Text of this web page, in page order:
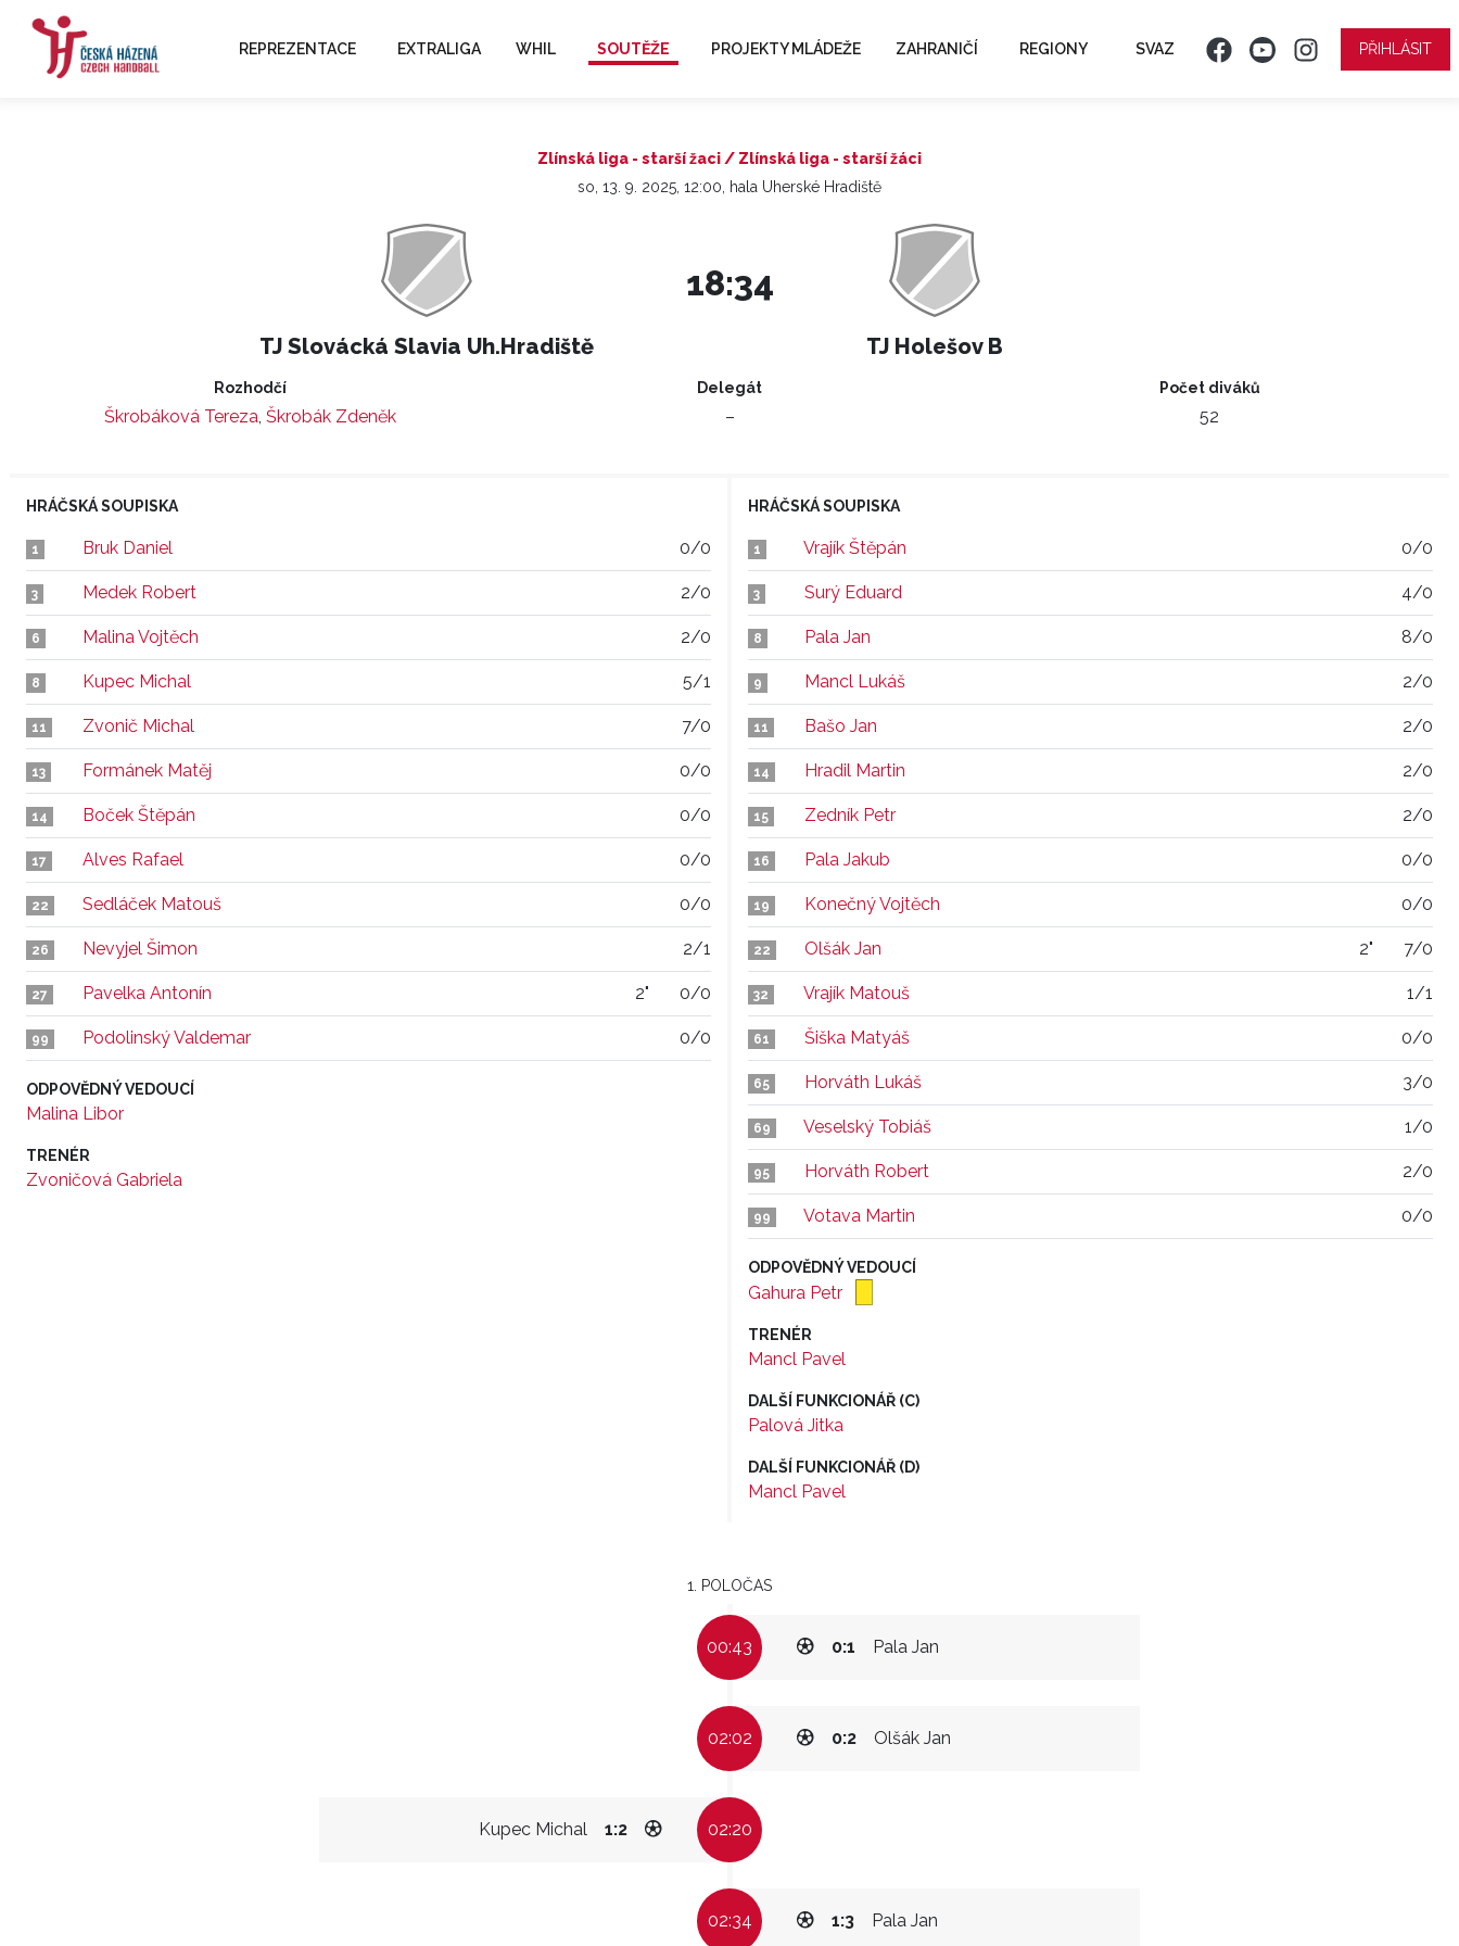
REPREZENTACE EXTRALIGA WHIL SOUTĚŽE PROJEKTY MLÁDEŽE ZAHRANIČÍ REGIONY SVAZ PŘIHLÁSIT
Zlínská liga - starší žaci / Zlínská liga - starší žáci
so, 13. 9. 2025, 12:00, hala Uherské Hradiště
TJ Slovácká Slavia Uh.Hradiště
18:34
TJ Holešov B
Rozhodčí
Škrobáková Tereza, Škrobák Zdeněk
Delegát
–
Počet diváků
52
HRÁČSKÁ SOUPISKA
1 Bruk Daniel 0/0
3 Medek Robert 2/0
6 Malina Vojtěch 2/0
8 Kupec Michal 5/1
11 Zvonič Michal 7/0
13 Formánek Matěj 0/0
14 Boček Štěpán 0/0
17 Alves Rafael 0/0
22 Sedláček Matouš 0/0
26 Nevyjel Šimon 2/1
27 Pavelka Antonín 2" 0/0
99 Podolinský Valdemar 0/0
ODPOVĚDNÝ VEDOUCÍ
Malina Libor
TRENÉR
Zvoničová Gabriela
HRÁČSKÁ SOUPISKA
1 Vrajík Štěpán 0/0
3 Surý Eduard 4/0
8 Pala Jan 8/0
9 Mancl Lukáš 2/0
11 Bašo Jan 2/0
14 Hradil Martin 2/0
15 Zedník Petr 2/0
16 Pala Jakub 0/0
19 Konečný Vojtěch 0/0
22 Olšák Jan 2" 7/0
32 Vrajík Matouš 1/1
61 Šiška Matyáš 0/0
65 Horváth Lukáš 3/0
69 Veselský Tobiáš 1/0
95 Horváth Robert 2/0
99 Votava Martin 0/0
ODPOVĚDNÝ VEDOUCÍ
Gahura Petr
TRENÉR
Mancl Pavel
DALŠÍ FUNKCIONÁŘ (C)
Palová Jitka
DALŠÍ FUNKCIONÁŘ (D)
Mancl Pavel
1. POLOČAS
00:43 Pala Jan
0:1
02:02 Olšák Jan
0:2
Kupec Michal 1:2 02:20
02:34 Pala Jan
1:3